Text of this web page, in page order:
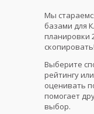
Мы
базами для
планировки
скопировать!
Выберите
рейтингу
оценивать
помогает
выбор.